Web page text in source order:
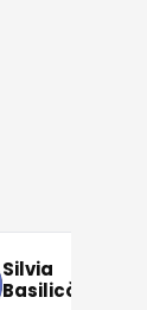
Silvia
Basilicò